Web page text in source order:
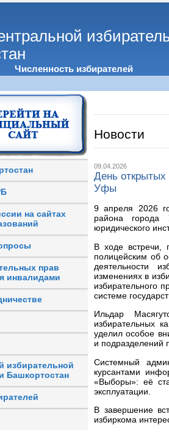
Численность избирателей
на сайтах
прав
инвалидами
избирательной
Башкортостан
Новости
09.04.2026
День открытых
Уфы
9 апреля 2026
района города
юридического
В ходе встречи,
полицейским об
деятельности
изменениях в
избирательного
системе
Ильдар
избирательных
уделил особое
и подразделений
Системный
курсантами
«Выборы»: её
эксплуатации.
В завершение
избиркома